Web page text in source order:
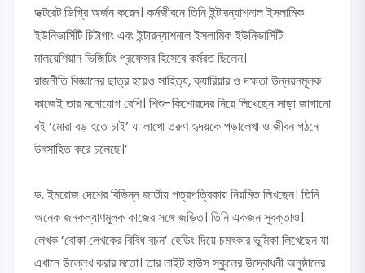
ডক্টরেট ডিগ্রি অর্জন করেন। কর্মজীবনে তিনি ইন্টারন্যাশনাল ইসলামিক
ইউনিভার্সিটি চিটাগাং এবং ইন্টারন্যাশনাল ইসলামিক ইউনিভার্সিটি
মালয়েশিয়ান ভিজিটিং প্রফেসর হিসেবে কর্মরত ছিলেন।
রাজনীতি বিজ্ঞানের ছাত্র হয়েও সাহিত্য, ক্যারিয়ার ও দক্ষতা উন্নয়নমূলক
কাজেই তার মনোযোগ বেশি। শিশু-কিশোরদের নিয়ে লিখেছেন সাড়া জাগানো
বই ‘মোরা বড় হতে চাই’ যা লাখো তরুণ হৃদয়কে পড়ালেখা ও জীবন গঠনে
উৎসাহিত করে চলেছে।’
ড. ইমরোজ দেশের বিভিন্ন জাতীয় পত্রপত্রিকায় নিয়মিত লিখছেন। তিনি
অনেক জনকল্যাণমূলক কাজের সঙ্গে জড়িত। তিনি একজন সুবক্তাও।
লেখক ‘বোকা লেখকের বিবিধ বচন’ হেডিং দিয়ে চমৎকার ভূমিকা লিখেছেন যা
এখানে উল্লেখ করার মতো। তার লাইট হাউস স্কুলের উদ্বোধনী অনুষ্ঠানের